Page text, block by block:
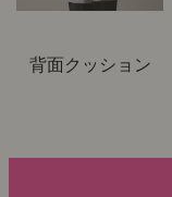
背面クッション